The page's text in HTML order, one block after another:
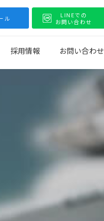
ル
LINEでの
お問い合わせ
採用情報 お問い合わせ